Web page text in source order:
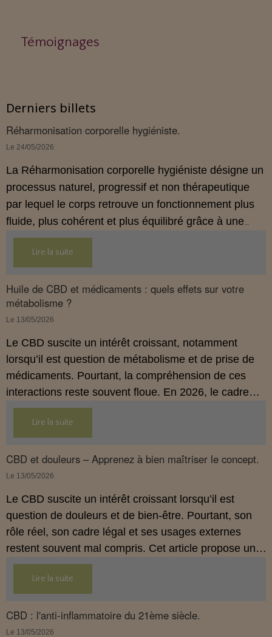
Témoignages
Derniers billets
Réharmonisation corporelle hygiéniste.
Le 24/05/2026
La Réharmonisation corporelle hygiéniste désigne un
processus naturel, progressif et non thérapeutique
par lequel le corps retrouve un fonctionnement plus
fluide, plus cohérent et plus équilibré grâce à une
hygiène de vie adaptée.
Lire la suite
Huile de CBD et médicaments : quels effets sur votre
métabolisme ?
Le 13/05/2026
Le CBD suscite un intérêt croissant, notamment
lorsqu’il est question de métabolisme et de prise de
médicaments. Pourtant, la compréhension de ces
interactions reste souvent floue. En 2026, le cadre
légal français impose des règles strictes : seuls les
usages externes du CBD sont autorisés. Cet article
propose une mise au point claire et accessible pour
comprendre comment le CBD s’inscrit dans une
démarche de prévention, sans ingestion et sans
Lire la suite
CBD et douleurs – Apprenez à bien maîtriser le concept.
Le 13/05/2026
Le CBD suscite un intérêt croissant lorsqu’il est
question de douleurs et de bien‑être. Pourtant, son
rôle réel, son cadre légal et ses usages externes
restent souvent mal compris. Cet article propose une
mise au point claire, moderne et conforme à la
réglementation française de 2026, afin de mieux
comprendre comment le CBD s’intègre dans une
approche globale de prévention.
Lire la suite
CBD : l'anti-inflammatoire du 21ème siècle.
Le 13/05/2026